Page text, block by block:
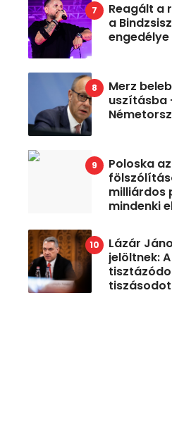
Reagált a
a
engedélye
Merz
uszításba
Poloska
milliárdos
mindenki
Lázár
jelöltnek: